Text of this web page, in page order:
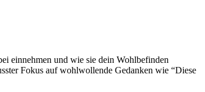
einnehmen und wie sie dein Wohlbefinden
Fokus auf wohlwollende Gedanken wie “Diese